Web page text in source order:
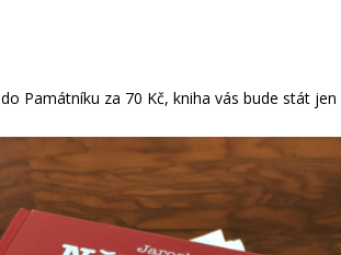
Památníku za 70 Kč, kniha vás bude stát jen